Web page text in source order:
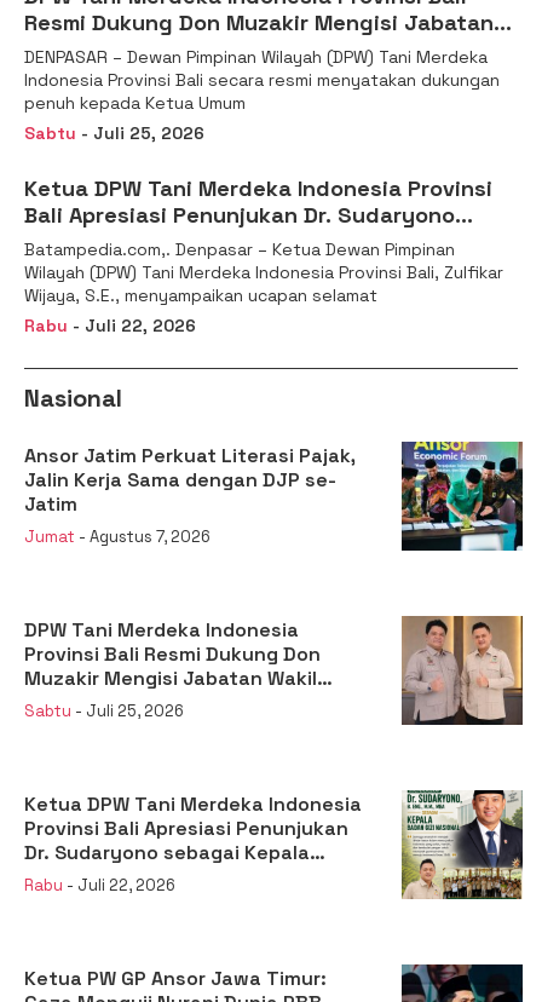
Resmi Dukung Don Muzakir Mengisi Jabatan
Wakil Menteri Pertanian RI
DENPASAR – Dewan Pimpinan Wilayah (DPW) Tani Merdeka
Indonesia Provinsi Bali secara resmi menyatakan dukungan
penuh kepada Ketua Umum
Sabtu - Juli 25, 2026
Ketua DPW Tani Merdeka Indonesia Provinsi
Bali Apresiasi Penunjukan Dr. Sudaryono
sebagai Kepala Badan Gizi Nasional
Batampedia.com,. Denpasar – Ketua Dewan Pimpinan
Wilayah (DPW) Tani Merdeka Indonesia Provinsi Bali, Zulfikar
Wijaya, S.E., menyampaikan ucapan selamat
Rabu - Juli 22, 2026
Nasional
Ansor Jatim Perkuat Literasi Pajak,
Jalin Kerja Sama dengan DJP se-
Jatim
Jumat - Agustus 7, 2026
DPW Tani Merdeka Indonesia
Provinsi Bali Resmi Dukung Don
Muzakir Mengisi Jabatan Wakil
Menteri Pertanian RI
Sabtu - Juli 25, 2026
Ketua DPW Tani Merdeka Indonesia
Provinsi Bali Apresiasi Penunjukan
Dr. Sudaryono sebagai Kepala
Badan Gizi Nasional
Rabu - Juli 22, 2026
Ketua PW GP Ansor Jawa Timur: